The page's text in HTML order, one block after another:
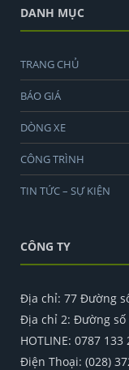
DANH MỤC
TRANG CHỦ
BÁO GIÁ
DÒNG XE
CÔNG TRÌNH
TIN TỨC – SỰ KIỆN
CÔNG TY
Địa chỉ: 77 Đường
Địa chỉ 2: Đường số
HOTLINE: 0787 133
Điện Thoại: (028)